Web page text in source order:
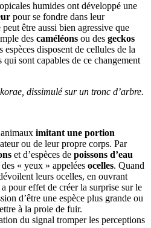
humides ont développé une
pour se fondre dans leur
être aussi bien agressive que
des caméléons ou des geckos
espèces disposent de cellules de la
qui sont capables de ce changement
dissimulé sur un tronc d’arbre.
imitant une portion
ou de leur propre corps. Par
et d’espèces de poissons d’eau
« yeux » appelées ocelles. Quand
leurs ocelles, en ouvrant
pour effet de créer la surprise sur le
d’être une espèce plus grande ou
à la proie de fuir.
du signal tromper les perceptions